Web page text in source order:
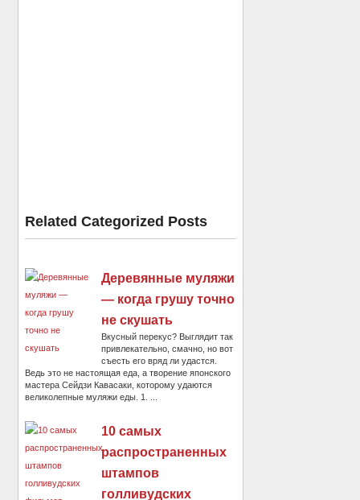
Related Categorized Posts
Деревянные муляжи
— когда грушу точно
не скушать
Вкусный перекус? Выглядит так
привлекательно, смачно, но вот
съесть его вряд ли удастся.
Ведь это не настоящая еда, а творение японского
мастера Сейдзи Кавасаки, которому удаются
великолепные муляжи еды. 1. ...
10 самых
распространенных
штампов
голливудских